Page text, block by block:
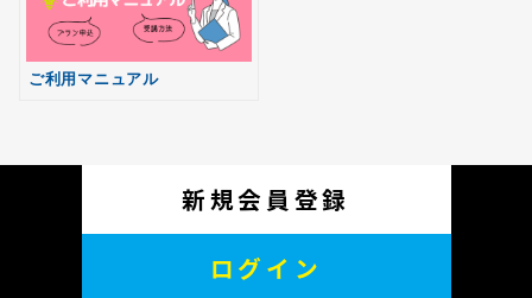
ご利用マニュアル
新規会員登録
ログイン